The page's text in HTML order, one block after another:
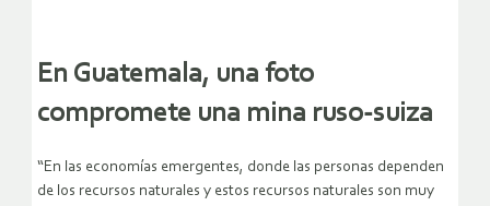
En Guatemala, una foto
compromete una mina ruso-suiza
“En las economías emergentes, donde las personas dependen
de los recursos naturales y estos recursos naturales son muy